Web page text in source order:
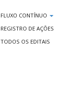
FLUXO CONTÍNUO
REGISTRO DE AÇÕES
TODOS OS EDITAIS